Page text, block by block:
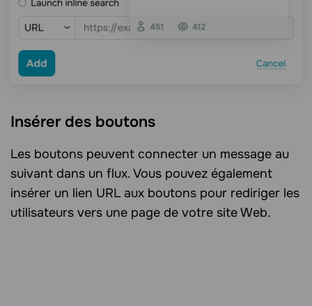
Insérer des boutons
Les boutons peuvent connecter un message au
suivant dans un flux. Vous pouvez également
insérer un lien URL aux boutons pour rediriger les
utilisateurs vers une page de votre site Web.